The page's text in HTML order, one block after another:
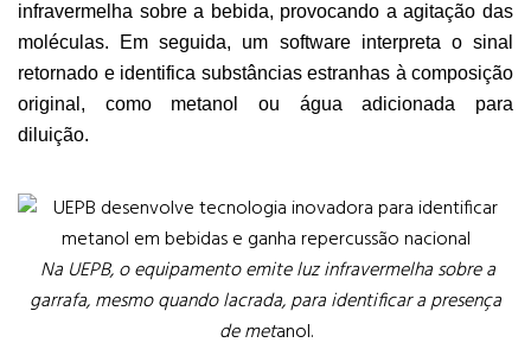
infravermelha sobre a bebida, provocando a agitação das
moléculas. Em seguida, um software interpreta o sinal
retornado e identifica substâncias estranhas à composição
original, como metanol ou água adicionada para
diluição.
Na UEPB, o equipamento emite luz infravermelha sobre a
garrafa, mesmo quando lacrada, para identificar a presença
de metanol.